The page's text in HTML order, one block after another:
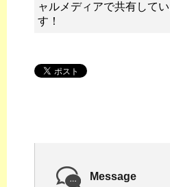
ャルメディアで共有して
す！
Message